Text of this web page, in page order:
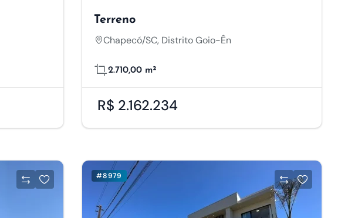
Terreno
Chapecó/SC, Distrito Goio-Ên
2.710,00 m²
R$ 2.162.234
#8979